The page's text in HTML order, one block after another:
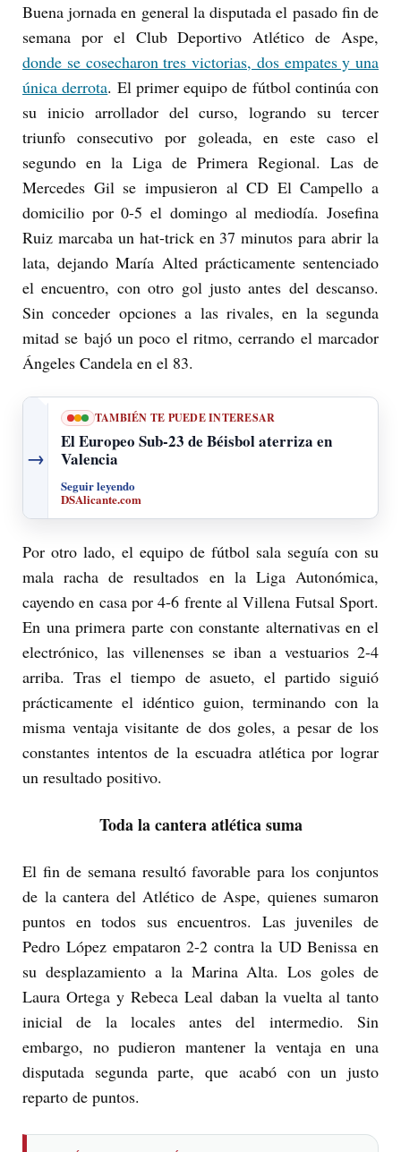
Buena jornada en general la disputada el pasado fin de
semana por el Club Deportivo Atlético de Aspe,
donde se cosecharon tres victorias, dos empates y una
única derrota. El primer equipo de fútbol continúa con
su inicio arrollador del curso, logrando su tercer
triunfo consecutivo por goleada, en este caso el
segundo en la Liga de Primera Regional. Las de
Mercedes Gil se impusieron al CD El Campello a
domicilio por 0-5 el domingo al mediodía. Josefina
Ruiz marcaba un hat-trick en 37 minutos para abrir la
lata, dejando María Alted prácticamente sentenciado
el encuentro, con otro gol justo antes del descanso.
Sin conceder opciones a las rivales, en la segunda
mitad se bajó un poco el ritmo, cerrando el marcador
Ángeles Candela en el 83.
→
TAMBIÉN TE PUEDE INTERESAR
El Europeo Sub-23 de Béisbol aterriza en
Valencia
Seguir leyendo
DSAlicante.com
Por otro lado, el equipo de fútbol sala seguía con su
mala racha de resultados en la Liga Autonómica,
cayendo en casa por 4-6 frente al Villena Futsal Sport.
En una primera parte con constante alternativas en el
electrónico, las villenenses se iban a vestuarios 2-4
arriba. Tras el tiempo de asueto, el partido siguió
prácticamente el idéntico guion, terminando con la
misma ventaja visitante de dos goles, a pesar de los
constantes intentos de la escuadra atlética por lograr
un resultado positivo.
Toda la cantera atlética suma
El fin de semana resultó favorable para los conjuntos
de la cantera del Atlético de Aspe, quienes sumaron
puntos en todos sus encuentros. Las juveniles de
Pedro López empataron 2-2 contra la UD Benissa en
su desplazamiento a la Marina Alta. Los goles de
Laura Ortega y Rebeca Leal daban la vuelta al tanto
inicial de la locales antes del intermedio. Sin
embargo, no pudieron mantener la ventaja en una
disputada segunda parte, que acabó con un justo
reparto de puntos.